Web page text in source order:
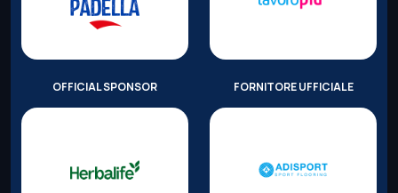
OFFICIAL SPONSOR FORNITORE UFFICIALE